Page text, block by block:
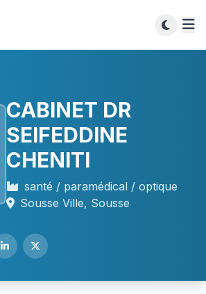
CABINET DR
SEIFEDDINE
CHENITI
santé / paramédical / optique
Sousse Ville, Sousse